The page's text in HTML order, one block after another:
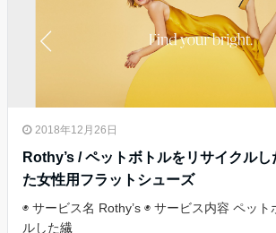
2018年12月26日
Rothy’s / ペットボトルをリサイクル
た女性用フラットシューズ
◉ サービス名 Rothy’s ◉ サービス内容 ペット
ルした繊